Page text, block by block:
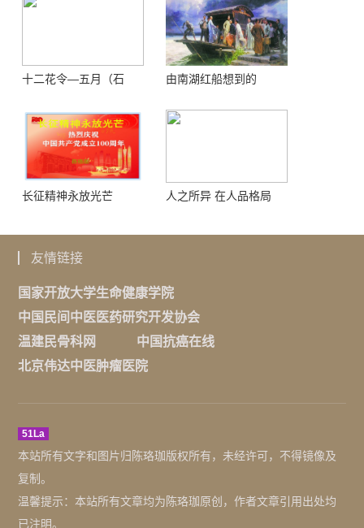
十二花令—五月（石
由南湖红船想到的
长征精神永放光芒 人之所异 在人品格局
友情链接
国家开放大学生命健康学院
中国民间中医医药研究开发协会
温建民骨科网
中国抗癌在线
北京伟达中医肿瘤医院
51La
本站所有文字和图片归陈珞珈版权所有，未经许可，不得镜像及
复制。
温馨提示：本站所有文章均为陈珞珈原创，作者文章引用出处均
已注明。